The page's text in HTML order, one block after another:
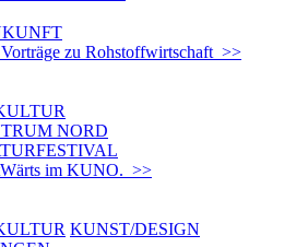
zu Rohstoffwirtschaft >>
NORD
im KUNO. >>
KUNST/DESIGN